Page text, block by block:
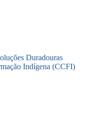
Duradouras
Indígena (CCFI)